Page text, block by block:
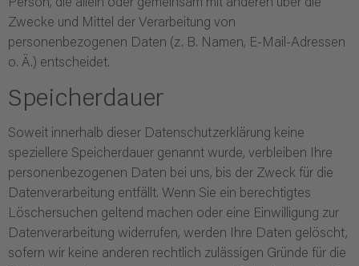
Person, die allein oder gemeinsam mit anderen über die
Zwecke und Mittel der Verarbeitung von
personenbezogenen Daten (z. B. Namen, E-Mail-Adressen
o. Ä.) entscheidet.
Speicherdauer
Soweit innerhalb dieser Datenschutzerklärung keine
speziellere Speicherdauer genannt wurde, verbleiben Ihre
personenbezogenen Daten bei uns, bis der Zweck für die
Datenverarbeitung entfällt. Wenn Sie ein berechtigtes
Löschersuchen geltend machen oder eine Einwilligung zur
Datenverarbeitung widerrufen, werden Ihre Daten gelöscht,
sofern wir keine anderen rechtlich zulässigen Gründe für die